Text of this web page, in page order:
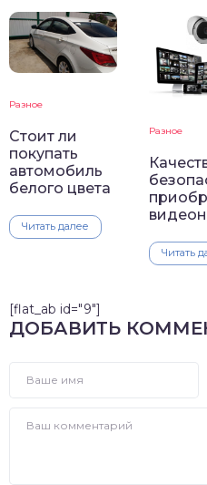
Разное
Стоит ли
покупать
автомобиль
белого цвета
Читать далее
Разное
Читать
[flat_ab id="9"]
ДОБАВИТЬ